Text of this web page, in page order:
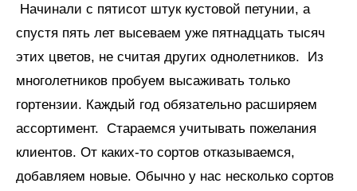
Начинали с пятисот штук кустовой петунии, а
спустя пять лет высеваем уже пятнадцать тысяч
этих цветов, не считая других однолетников. Из
многолетников пробуем высаживать только
гортензии. Каждый год обязательно расширяем
ассортимент. Стараемся учитывать пожелания
клиентов. От каких-то сортов отказываемся,
добавляем новые. Обычно у нас несколько сортов